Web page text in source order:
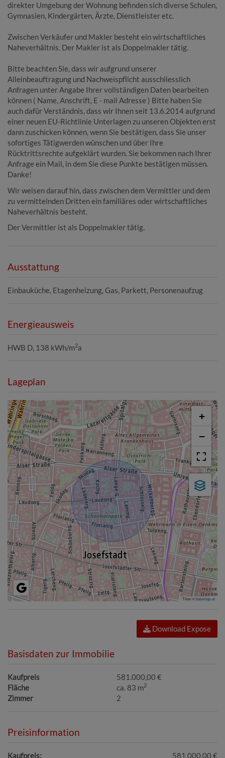
direkter Umgebung der Wohnung befinden sich diverse Schulen,
Gymnasien, Kindergärten, Ärzte, Dienstleister etc.
Zwischen Verkäufer und Makler besteht ein wirtschaftliches
Naheverhältnis. Der Makler ist als Doppelmakler tätig.
Bitte beachten Sie, dass wir aufgrund unserer
Alleinbeauftragung und Nachweispflicht ausschliesslich
Anfragen unter Angabe Ihrer vollständigen Daten bearbeiten
können ( Name, Anschrift, E - mail Adresse ) Bitte haben Sie
auch dafür Verständnis, dass wir Ihnen seit 13.6.2014 aufgrund
einer neuen EU-Richtlinie Unterlagen zu unseren Objekten erst
dann zuschicken können, wenn Sie bestätigen, dass Sie unser
sofortiges Tätigwerden wünschen und über Ihre
Rücktrittsrechte aufgeklärt wurden. Sie bekommen nach Ihrer
Anfrage ein Mail, in dem Sie diese Punkte bestätigen müssen.
Danke!
Wir weisen darauf hin, dass zwischen dem Vermittler und dem
zu vermittelnden Dritten ein familiäres oder wirtschaftliches
Naheverhältnis besteht.
Der Vermittler ist als Doppelmakler tätig.
Ausstattung
Einbauküche Etagenheizung Gas Parkett Personenaufzug
Energieausweis
HWB D, 138 kWh/m2a
Lageplan
+
−
Tiles ©basemap.at
Download Expose
Basisdaten zur Immobilie
Kaufpreis
581.000,00 €
Fläche
ca. 83 m2
Zimmer 2
Preisinformation
Kaufpreis: 581.000,00 €